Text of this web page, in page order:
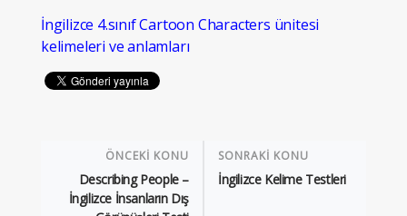
İngilizce 4.sınıf Cartoon Characters ünitesi
kelimeleri ve anlamları
ÖNCEKİ KONU
Describing People –
İngilizce İnsanların Dış
SONRAKİ KONU
İngilizce Kelime Testleri